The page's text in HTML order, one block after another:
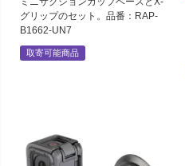
グリップのセット。品番：RAP-
B1662-UN7
取寄可能商品